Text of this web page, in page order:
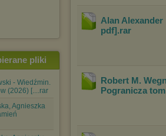
pliki
- Wiedźmin.
(2026) [....rar
Agnieszka
Alan
pdf] .rar
Robert M.
Pogranicza